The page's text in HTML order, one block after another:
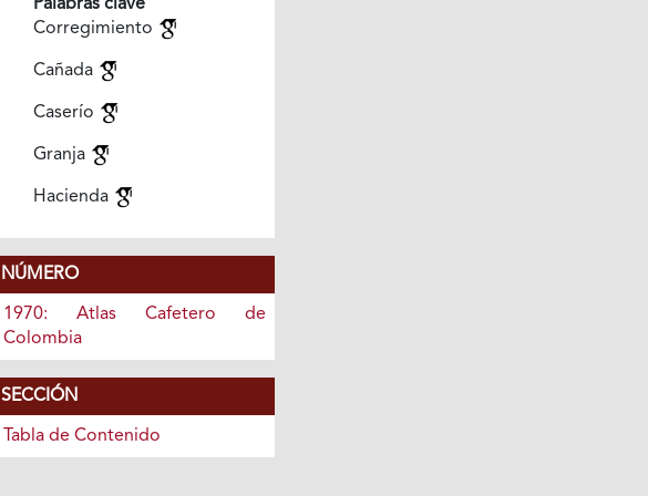
Palabras clave
Corregimiento
Cañada
Caserío
Granja
Hacienda
NÚMERO
1970: Atlas Cafetero de
Colombia
SECCIÓN
Tabla de Contenido